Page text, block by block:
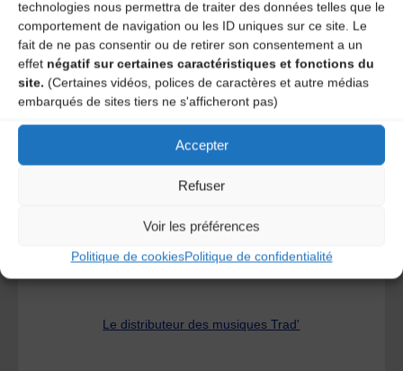
technologies nous permettra de traiter des données telles que le
comportement de navigation ou les ID uniques sur ce site. Le
fait de ne pas consentir ou de retirer son consentement a un
effet négatif sur certaines caractéristiques et fonctions du
site. (Certaines vidéos, polices de caractères et autre médias
embarqués de sites tiers ne s'afficheront pas)
Accepter
Refuser
Voir les préférences
Politique de cookiesPolitique de confidentialité
A DECOUVRIR :
Le distributeur des musiques Trad'